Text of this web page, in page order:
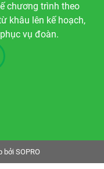
chương trình theo
khâu lên kế hoạch,
vụ đoàn.
bởi SOPRO